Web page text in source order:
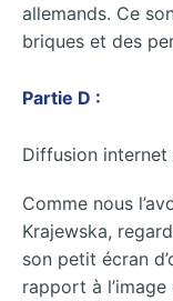
allemands. Ce
briques et des
Partie D :
Diffusion internet
Comme nous
Krajewska,
son petit écran
rapport à